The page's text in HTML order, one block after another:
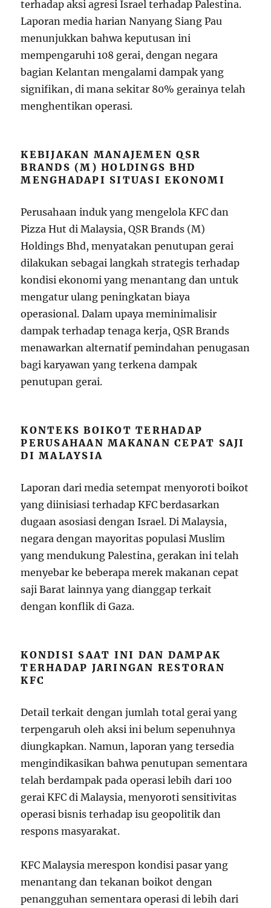
terhadap aksi agresi Israel terhadap Palestina.
Laporan media harian Nanyang Siang Pau
menunjukkan bahwa keputusan ini
mempengaruhi 108 gerai, dengan negara
bagian Kelantan mengalami dampak yang
signifikan, di mana sekitar 80% gerainya telah
menghentikan operasi.
KEBIJAKAN MANAJEMEN QSR
BRANDS (M) HOLDINGS BHD
MENGHADAPI SITUASI EKONOMI
Perusahaan induk yang mengelola KFC dan
Pizza Hut di Malaysia, QSR Brands (M)
Holdings Bhd, menyatakan penutupan gerai
dilakukan sebagai langkah strategis terhadap
kondisi ekonomi yang menantang dan untuk
mengatur ulang peningkatan biaya
operasional. Dalam upaya meminimalisir
dampak terhadap tenaga kerja, QSR Brands
menawarkan alternatif pemindahan penugasan
bagi karyawan yang terkena dampak
penutupan gerai.
KONTEKS BOIKOT TERHADAP
PERUSAHAAN MAKANAN CEPAT SAJI
DI MALAYSIA
Laporan dari media setempat menyoroti boikot
yang diinisiasi terhadap KFC berdasarkan
dugaan asosiasi dengan Israel. Di Malaysia,
negara dengan mayoritas populasi Muslim
yang mendukung Palestina, gerakan ini telah
menyebar ke beberapa merek makanan cepat
saji Barat lainnya yang dianggap terkait
dengan konflik di Gaza.
KONDISI SAAT INI DAN DAMPAK
TERHADAP JARINGAN RESTORAN
KFC
Detail terkait dengan jumlah total gerai yang
terpengaruh oleh aksi ini belum sepenuhnya
diungkapkan. Namun, laporan yang tersedia
mengindikasikan bahwa penutupan sementara
telah berdampak pada operasi lebih dari 100
gerai KFC di Malaysia, menyoroti sensitivitas
operasi bisnis terhadap isu geopolitik dan
respons masyarakat.
KFC Malaysia merespon kondisi pasar yang
menantang dan tekanan boikot dengan
penangguhan sementara operasi di lebih dari